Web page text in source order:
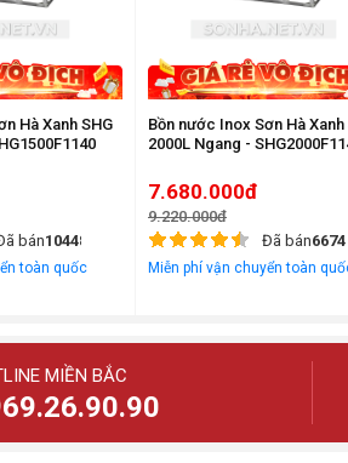
Hà Xanh SHG
bán10448
toàn quốc
Bồn nước Inox Sơn Hà Xanh
2000L Ngang -
7.680.000đ
9.220.000đ
Đã bán6674
Miễn phí vận chuyển toàn
MIỀN BẮC